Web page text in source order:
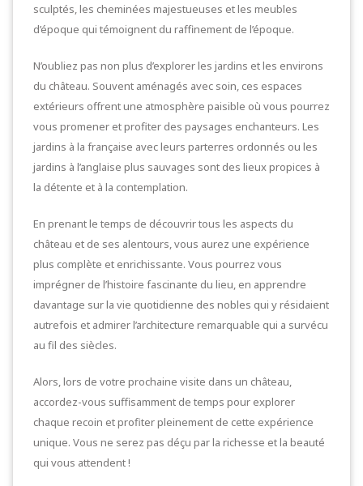
sculptés, les cheminées majestueuses et les meubles
d’époque qui témoignent du raffinement de l’époque.
N’oubliez pas non plus d’explorer les jardins et les environs
du château. Souvent aménagés avec soin, ces espaces
extérieurs offrent une atmosphère paisible où vous pourrez
vous promener et profiter des paysages enchanteurs. Les
jardins à la française avec leurs parterres ordonnés ou les
jardins à l’anglaise plus sauvages sont des lieux propices à
la détente et à la contemplation.
En prenant le temps de découvrir tous les aspects du
château et de ses alentours, vous aurez une expérience
plus complète et enrichissante. Vous pourrez vous
imprégner de l’histoire fascinante du lieu, en apprendre
davantage sur la vie quotidienne des nobles qui y résidaient
autrefois et admirer l’architecture remarquable qui a survécu
au fil des siècles.
Alors, lors de votre prochaine visite dans un château,
accordez-vous suffisamment de temps pour explorer
chaque recoin et profiter pleinement de cette expérience
unique. Vous ne serez pas déçu par la richesse et la beauté
qui vous attendent !